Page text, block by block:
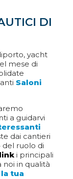
DI
yacht
mese di
Saloni
a guidarvi
dai cantieri
del ruolo di
i principali
noi in qualità
tua